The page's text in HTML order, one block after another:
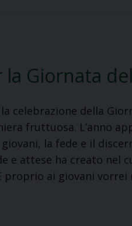
la Giornata
celebrazione della
fruttuosa. L’anno
giovani, la fede e il
e attese ha creato nel
proprio ai giovani